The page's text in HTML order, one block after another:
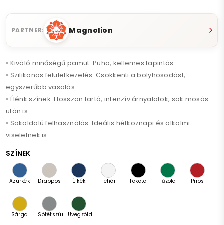
PARTNER: Magnolion
• Kiváló minőségű pamut: Puha, kellemes tapintás
• Szilikonos felületkezelés: Csökkenti a bolyhosodást,
egyszerűbb vasalás
• Élénk színek: Hosszan tartó, intenzív árnyalatok, sok mosás
után is.
• Sokoldalú felhasználás: Ideális hétköznapi és alkalmi
viseletnek is.
SZÍNEK
Azúrkék
Drappos
Éjkék Fehér Fekete Fűzöld Piros
Sárga
SötétszürkeÜvegzöld